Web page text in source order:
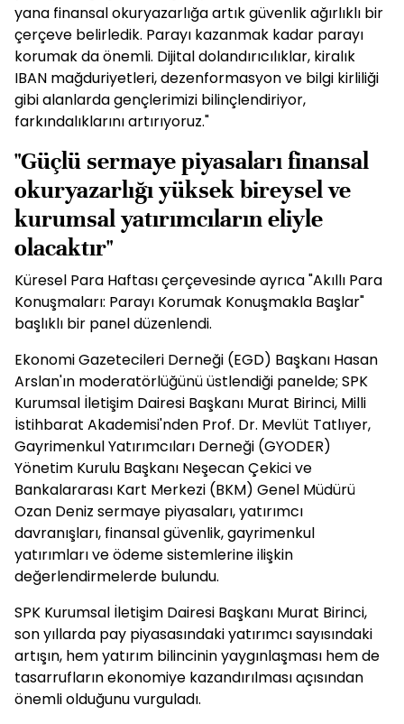
yana finansal okuryazarlığa artık güvenlik ağırlıklı bir
çerçeve belirledik. Parayı kazanmak kadar parayı
korumak da önemli. Dijital dolandırıcılıklar, kiralık
IBAN mağduriyetleri, dezenformasyon ve bilgi kirliliği
gibi alanlarda gençlerimizi bilinçlendiriyor,
farkındalıklarını artırıyoruz."
"Güçlü sermaye piyasaları finansal
okuryazarlığı yüksek bireysel ve
kurumsal yatırımcıların eliyle
olacaktır"
Küresel Para Haftası çerçevesinde ayrıca "Akıllı Para
Konuşmaları: Parayı Korumak Konuşmakla Başlar"
başlıklı bir panel düzenlendi.
Ekonomi Gazetecileri Derneği (EGD) Başkanı Hasan
Arslan'ın moderatörlüğünü üstlendiği panelde; SPK
Kurumsal İletişim Dairesi Başkanı Murat Birinci, Milli
İstihbarat Akademisi'nden Prof. Dr. Mevlüt Tatlıyer,
Gayrimenkul Yatırımcıları Derneği (GYODER)
Yönetim Kurulu Başkanı Neşecan Çekici ve
Bankalararası Kart Merkezi (BKM) Genel Müdürü
Ozan Deniz sermaye piyasaları, yatırımcı
davranışları, finansal güvenlik, gayrimenkul
yatırımları ve ödeme sistemlerine ilişkin
değerlendirmelerde bulundu.
SPK Kurumsal İletişim Dairesi Başkanı Murat Birinci,
son yıllarda pay piyasasındaki yatırımcı sayısındaki
artışın, hem yatırım bilincinin yaygınlaşması hem de
tasarrufların ekonomiye kazandırılması açısından
önemli olduğunu vurguladı.